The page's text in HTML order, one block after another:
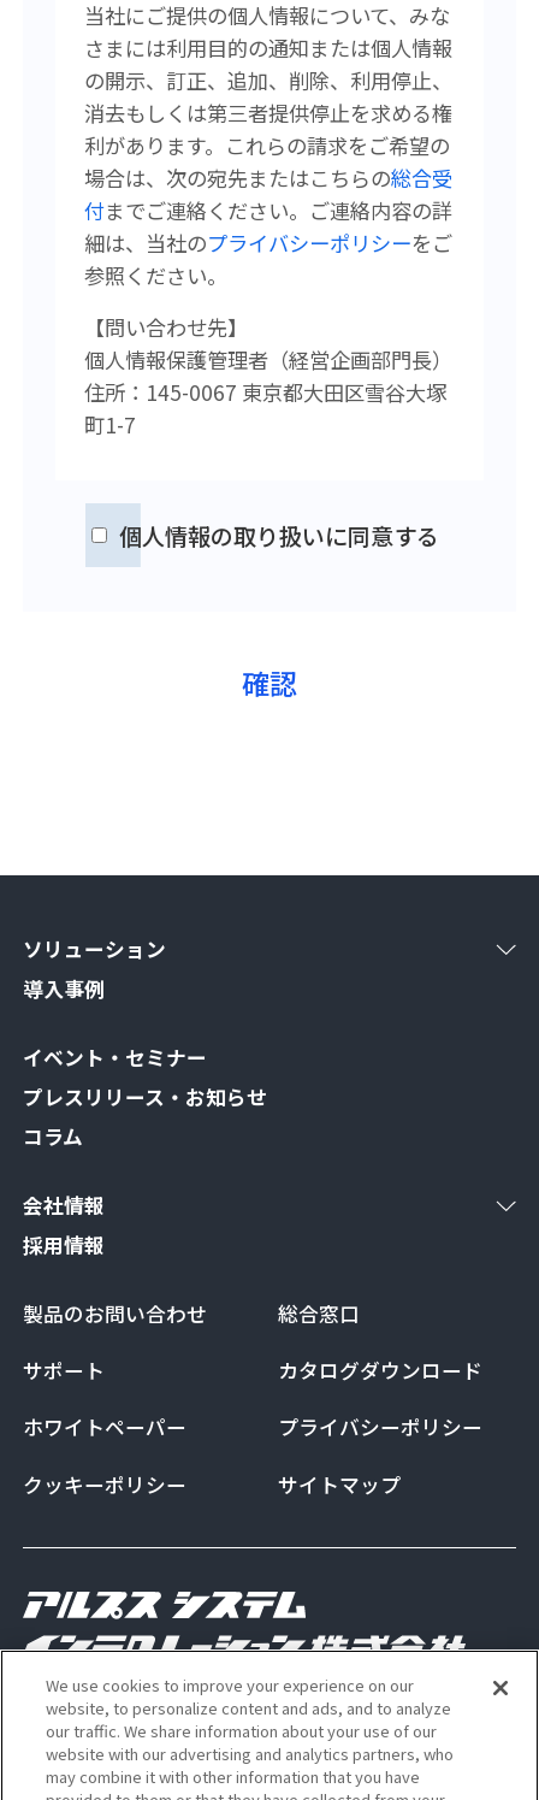
当社にご提供の個人情報について、みな
さまには利用目的の通知または個人情報
の開示、訂正、追加、削除、利用停止、
消去もしくは第三者提供停止を求める権
利があります。 これらの請求をご希望の
場合は、次の宛先またはこちらの総合受
付までご連絡ください。 ご連絡内容の詳
細は、当社のプライバシーポリシーをご
参照ください。
【問い合わせ先】
個人情報保護管理者（経営企画部門長）
住所：145-0067 東京都大田区雪谷大塚
町1-7
個人情報の取り扱いに同意する
ソリューション
導入事例
イベント・セミナー
プレスリリース・お知らせ
コラム
会社情報
採用情報
製品のお問い合わせ
総合窓口
サポート
カタログダウンロード
ホワイトペーパー
プライバシーポリシー
クッキーポリシー
サイトマップ
Copyright Alps System Integration Co., Ltd. All
rights reserved
We use cookies to improve your experience on our
website, to personalize content and ads, and to analyze
our traffic. We share information about your use of our
website with our advertising and analytics partners, who
may combine it with other information that you have